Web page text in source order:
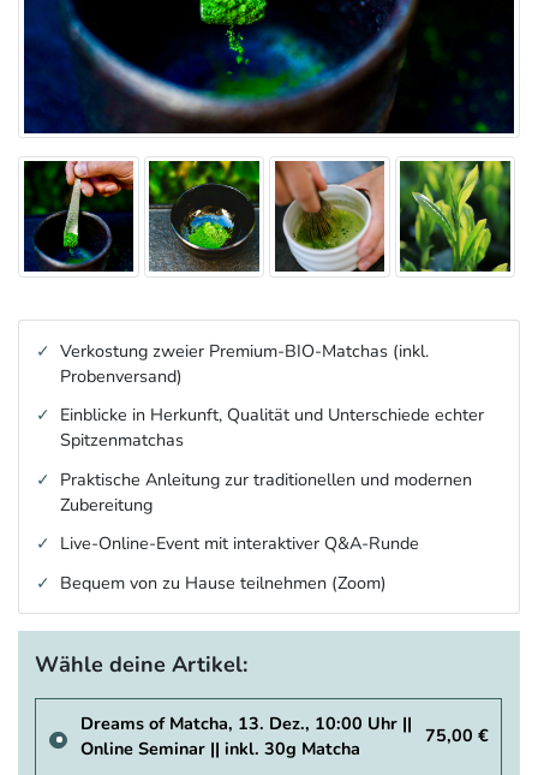
Verkostung zweier Premium-BIO-Matchas (inkl.
Probenversand)
Einblicke in Herkunft, Qualität und Unterschiede echter
Spitzenmatchas
Praktische Anleitung zur traditionellen und modernen
Zubereitung
Live-Online-Event mit interaktiver Q&A-Runde
Bequem von zu Hause teilnehmen (Zoom)
Wähle deine Artikel:
Dreams of Matcha, 13. Dez., 10:00 Uhr ||
Online Seminar || inkl. 30g Matcha
75,00 €